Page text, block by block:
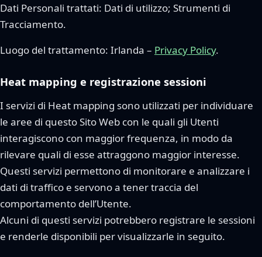
Dati Personali trattati: Dati di utilizzo; Strumenti di
Tracciamento.
Luogo del trattamento: Irlanda – Privacy Policy.
Heat mapping e registrazione sessioni
I servizi di Heat mapping sono utilizzati per individuare
le aree di questo Sito Web con le quali gli Utenti
interagiscono con maggior frequenza, in modo da
rilevare quali di esse attraggono maggior interesse.
Questi servizi permettono di monitorare e analizzare i
dati di traffico e servono a tener traccia del
comportamento dell’Utente.
Alcuni di questi servizi potrebbero registrare le sessioni
e renderle disponibili per visualizzarle in seguito.